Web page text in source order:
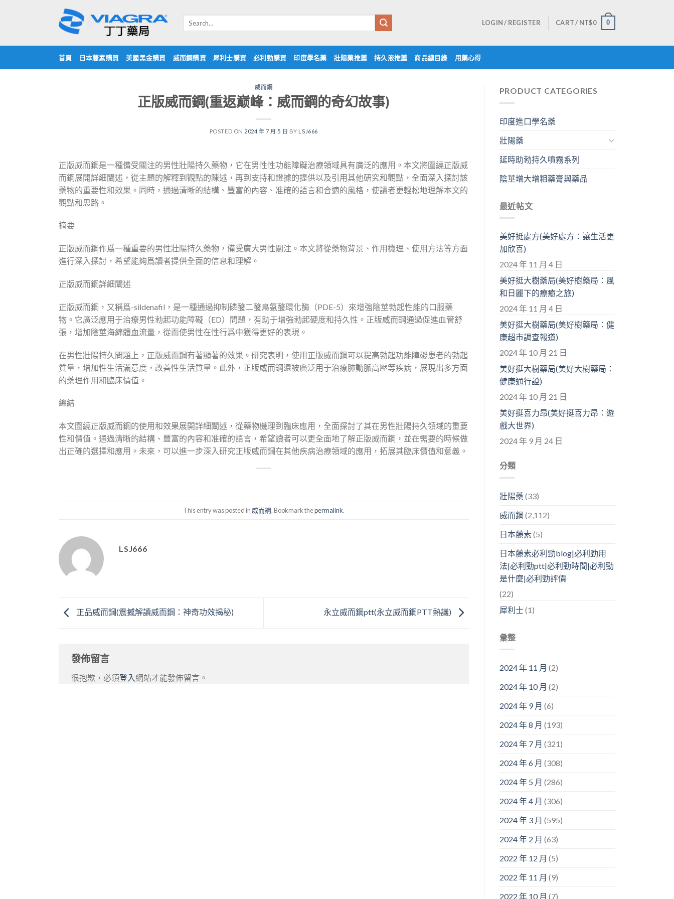
LOGIN / REGISTER CART / NT$0 0
首頁 日本藤素購買 美國黑金購買 威而鋼購買 犀利士購買 必利勁購買 印度學名藥 壯陽藥推薦 持久液推薦 商品總目錄 用藥心得
威而鋼
正版威而鋼(重返巅峰：威而鋼的奇幻故事)
POSTED ON 2024 年 7 月 5 日 BY LSJ666
正版威而鋼是一種備受關注的男性壯陽持久藥物，它在男性性功能障礙治療領域具有廣泛的應用。本文將圍繞正版威
而鋼展開詳細闡述，從主題的解釋到觀點的陳述，再到支持和證據的提供以及引用其他研究和觀點，全面深入探討該
藥物的重要性和效果。同時，通過清晰的結構、豐富的內容、准確的語言和合適的風格，使讀者更輕松地理解本文的
觀點和思路。
摘要
正版威而鋼作爲一種重要的男性壯陽持久藥物，備受廣大男性關注。本文將從藥物背景、作用機理、使用方法等方面
進行深入探討，希望能夠爲讀者提供全面的信息和理解。
正版威而鋼詳細闡述
正版威而鋼，又稱爲-sildenafil，是一種通過抑制磷酸二酸鳥氨酸環化酶（PDE-5）來增強陰莖勃起性能的口服藥
物。它廣泛應用于治療男性勃起功能障礙（ED）問題，有助于增強勃起硬度和持久性。正版威而鋼通過促進血管舒
張，增加陰莖海綿體血流量，從而使男性在性行爲中獲得更好的表現。
在男性壯陽持久問題上，正版威而鋼有著顯著的效果。研究表明，使用正版威而鋼可以提高勃起功能障礙患者的勃起
質量，增加性生活滿意度，改善性生活質量。此外，正版威而鋼還被廣泛用于治療肺動脈高壓等疾病，展現出多方面
的藥理作用和臨床價值。
總結
本文圍繞正版威而鋼的使用和效果展開詳細闡述，從藥物機理到臨床應用，全面探討了其在男性壯陽持久領域的重要
性和價值。通過清晰的結構、豐富的內容和准確的語言，希望讀者可以更全面地了解正版威而鋼，並在需要的時候做
出正確的選擇和應用。未來，可以進一步深入研究正版威而鋼在其他疾病治療領域的應用，拓展其臨床價值和意義。
This entry was posted in 威而鋼. Bookmark thepermalink.
LSJ666
正品威而鋼(震撼解讀威而鋼：神奇功效揭秘) 永立威而鋼ptt(永立威而鋼PTT熱議)
發佈留言
很抱歉，必須登入網站才能發佈留言。
PRODUCT CATEGORIES
印度進口學名藥
壯陽藥
延時助勃持久噴霧系列
陰莖增大增粗藥膏與藥品
最近帖文
美好挺處方(美好處方：讓生活更
加欣喜)
2024 年 11 月 4 日
美好挺大樹藥局(美好樹藥局：風
和日麗下的療癒之旅)
2024 年 11 月 4 日
美好挺大樹藥局(美好樹藥局：健
康超市調查報道)
2024 年 10 月 21 日
美好挺大樹藥局(美好大樹藥局：
健康通行證)
2024 年 10 月 21 日
美好挺喜力昂(美好挺喜力昂：遊
戲大世界)
2024 年 9 月 24 日
分類
壯陽藥(33)
威而鋼 (2,112)
日本藤素(5)
日本藤素必利勁blog|必利勁用
法|必利勁ptt|必利勁時間|必利勁
是什麼|必利勁評價
(22)
犀利士(1)
彙整
2024 年 11 月 (2)
2024 年 10 月 (2)
2024 年 9 月 (6)
2024 年 8 月 (193)
2024 年 7 月 (321)
2024 年 6 月 (308)
2024 年 5 月 (286)
2024 年 4 月 (306)
2024 年 3 月 (595)
2024 年 2 月 (63)
2022 年 12 月 (5)
2022 年 11 月 (9)
2022 年 10 月 (7)